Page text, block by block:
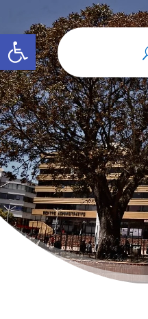
Abrir barra de
Home 9 Planeación
participativo. 9
participativo.